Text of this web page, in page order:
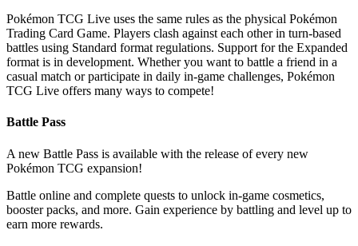
Pokémon TCG Live uses the same rules as the physical Pokémon
Trading Card Game. Players clash against each other in turn-based
battles using Standard format regulations. Support for the Expanded
format is in development. Whether you want to battle a friend in a
casual match or participate in daily in-game challenges, Pokémon
TCG Live offers many ways to compete!
Battle Pass
A new Battle Pass is available with the release of every new
Pokémon TCG expansion!
Battle online and complete quests to unlock in-game cosmetics,
booster packs, and more. Gain experience by battling and level up to
earn more rewards.